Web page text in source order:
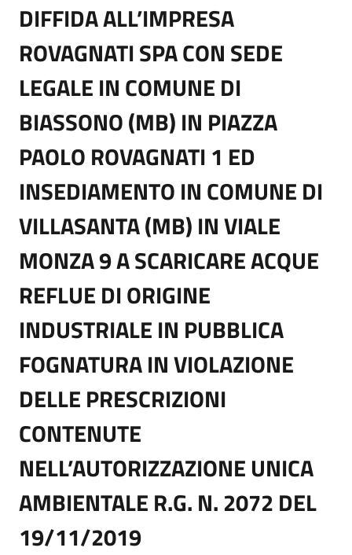
DIFFIDA ALL’IMPRESA
ROVAGNATI SPA CON SEDE
LEGALE IN COMUNE DI
BIASSONO (MB) IN PIAZZA
PAOLO ROVAGNATI 1 ED
INSEDIAMENTO IN COMUNE DI
VILLASANTA (MB) IN VIALE
MONZA 9 A SCARICARE ACQUE
REFLUE DI ORIGINE
INDUSTRIALE IN PUBBLICA
FOGNATURA IN VIOLAZIONE
DELLE PRESCRIZIONI
CONTENUTE
NELL’AUTORIZZAZIONE UNICA
AMBIENTALE R.G. N. 2072 DEL
19/11/2019